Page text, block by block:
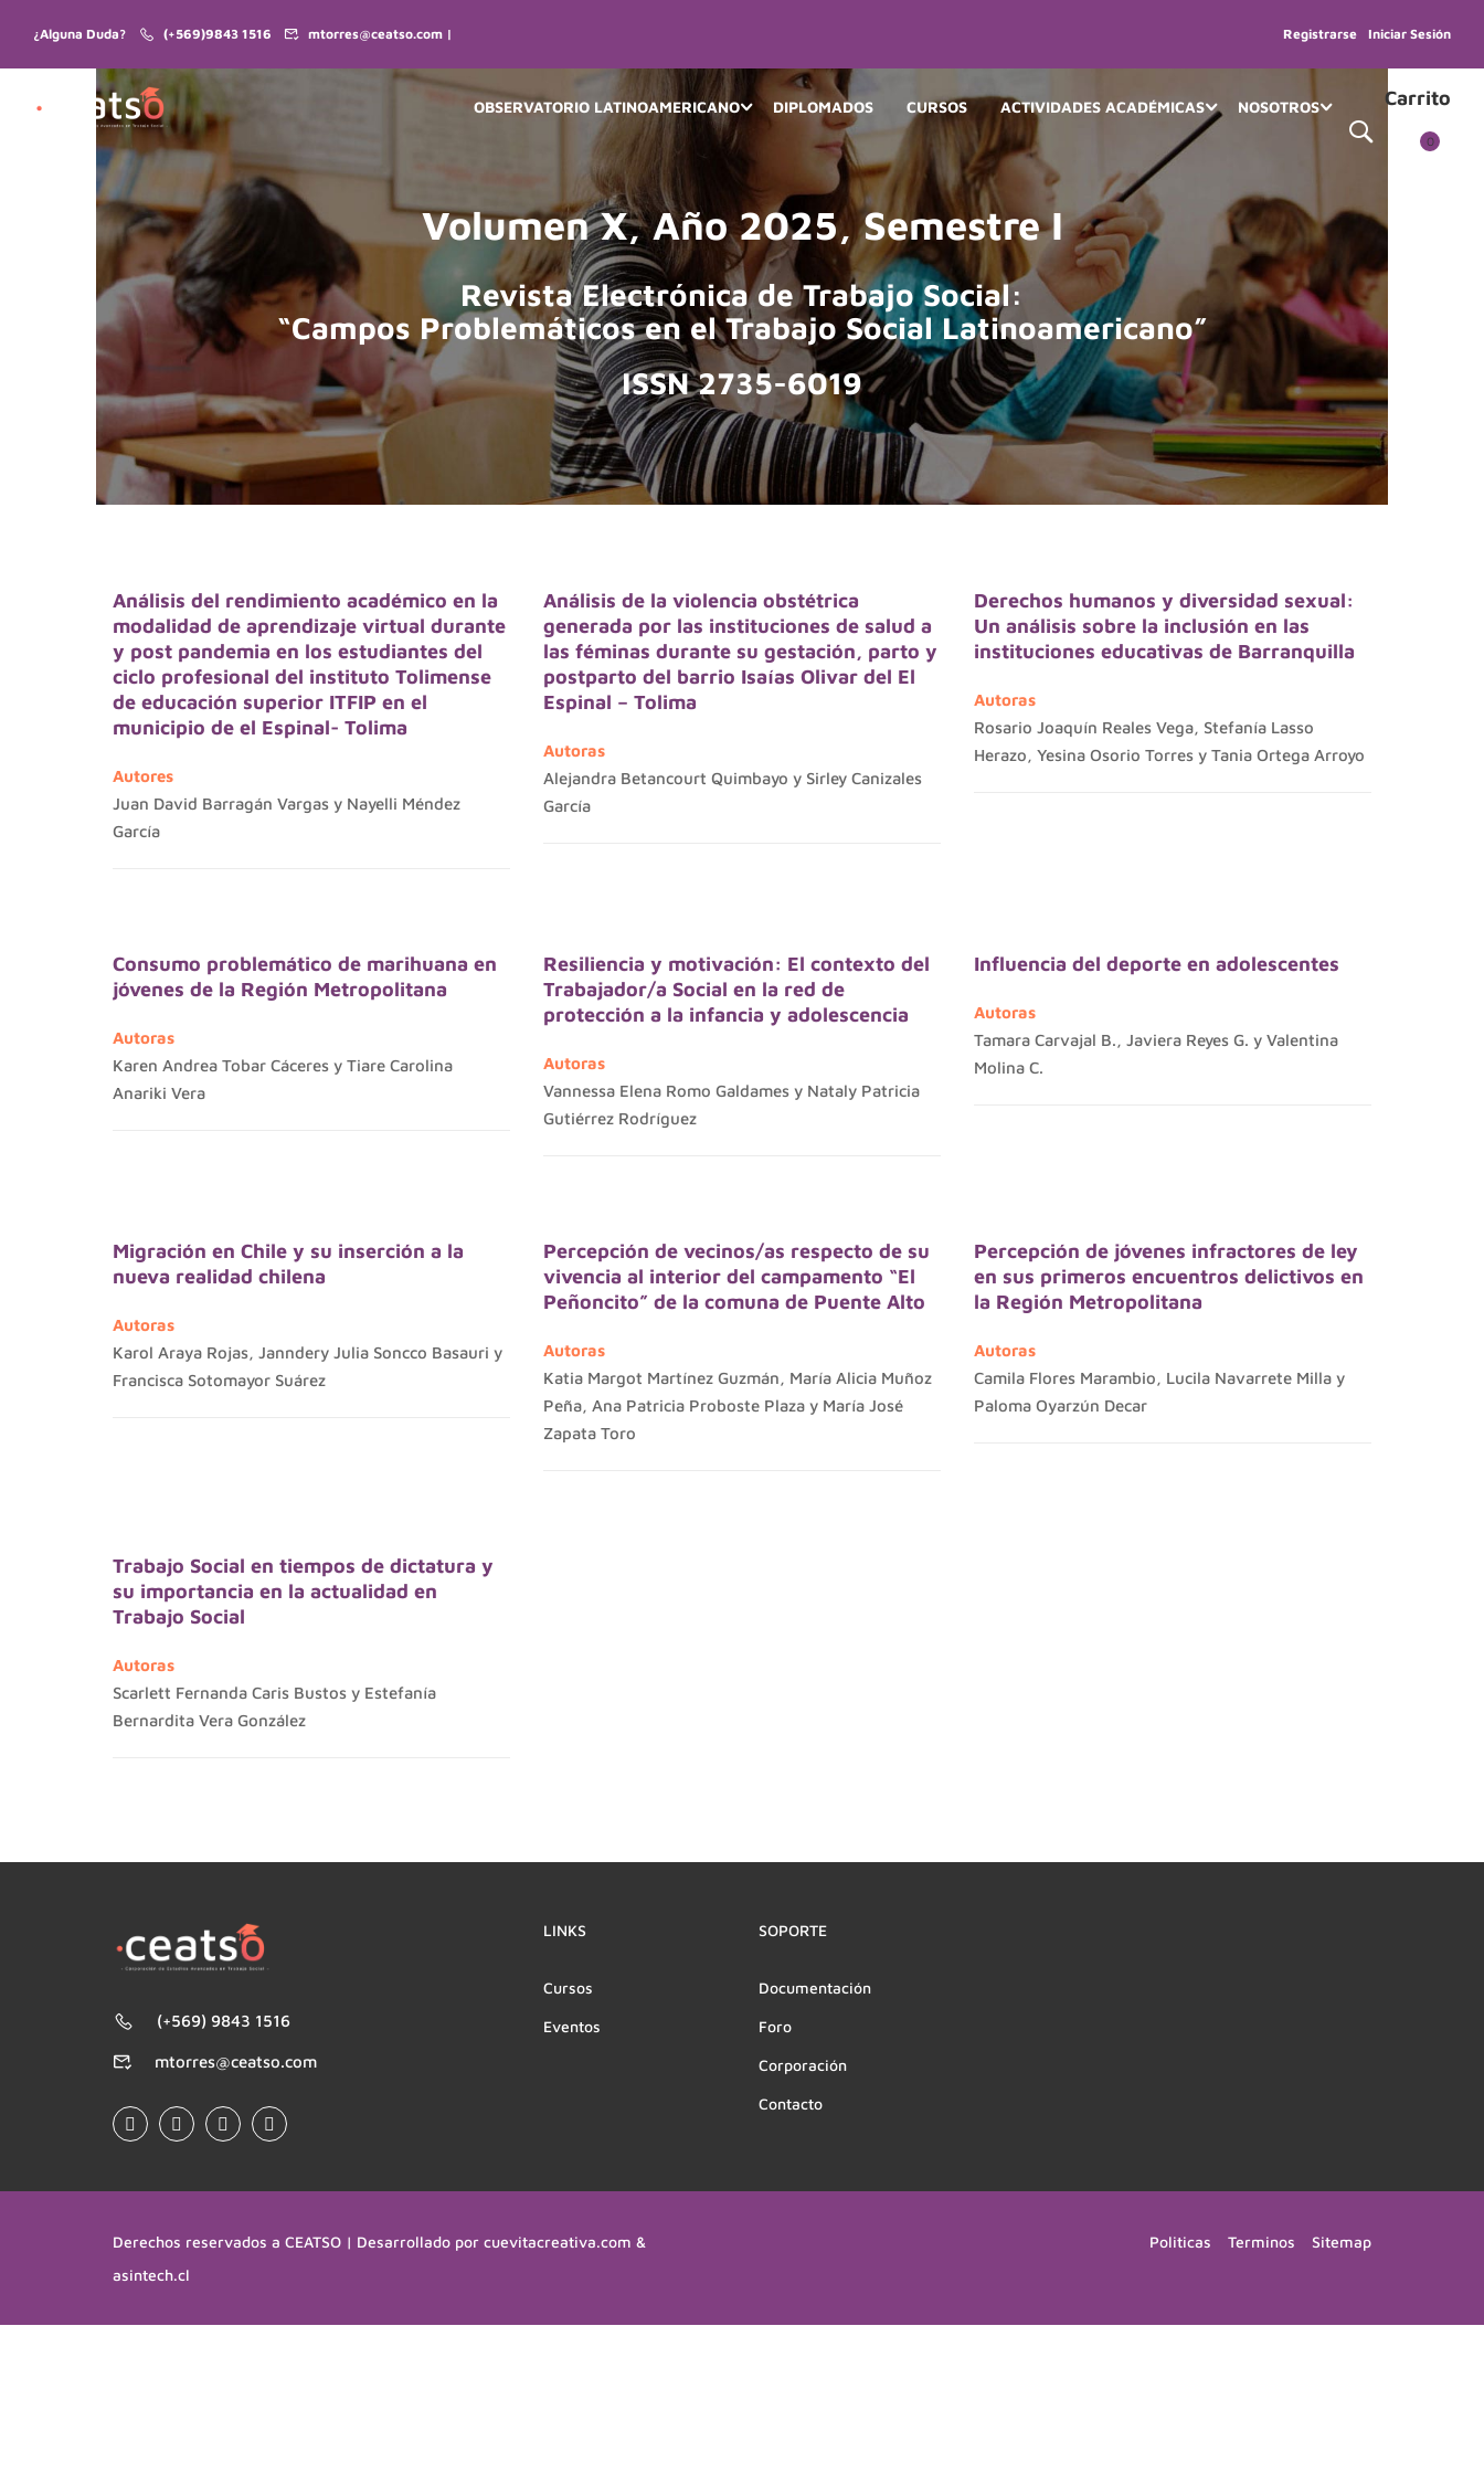
¿Alguna Duda? (+569)9843 1516 mtorres@ceatso.com | Registrarse Iniciar Sesión
OBSERVATORIO LATINOAMERICANO DIPLOMADOS CURSOS ACTIVIDADES ACADÉMICAS NOSOTROS Carrito
0
Volumen X, Año 2025, Semestre I
Revista Electrónica de Trabajo Social:
“Campos Problemáticos en el Trabajo Social Latinoamericano”
ISSN 2735-6019
Análisis del rendimiento académico en la
modalidad de aprendizaje virtual durante
y post pandemia en los estudiantes del
ciclo profesional del instituto Tolimense
de educación superior ITFIP en el
municipio de el Espinal- Tolima
Autores
Juan David Barragán Vargas y Nayelli Méndez
García
Análisis de la violencia obstétrica
generada por las instituciones de salud a
las féminas durante su gestación, parto y
postparto del barrio Isaías Olivar del El
Espinal – Tolima
Autoras
Alejandra Betancourt Quimbayo y Sirley Canizales
García
Derechos humanos y diversidad sexual:
Un análisis sobre la inclusión en las
instituciones educativas de Barranquilla
Autoras
Rosario Joaquín Reales Vega, Stefanía Lasso
Herazo, Yesina Osorio Torres y Tania Ortega Arroyo
Consumo problemático de marihuana en
jóvenes de la Región Metropolitana
Autoras
Karen Andrea Tobar Cáceres y Tiare Carolina
Anariki Vera
Resiliencia y motivación: El contexto del
Trabajador/a Social en la red de
protección a la infancia y adolescencia
Autoras
Vannessa Elena Romo Galdames y Nataly Patricia
Gutiérrez Rodríguez
Influencia del deporte en adolescentes
Autoras
Tamara Carvajal B., Javiera Reyes G. y Valentina
Molina C.
Migración en Chile y su inserción a la
nueva realidad chilena
Autoras
Karol Araya Rojas, Janndery Julia Soncco Basauri y
Francisca Sotomayor Suárez
Percepción de vecinos/as respecto de su
vivencia al interior del campamento “El
Peñoncito” de la comuna de Puente Alto
Autoras
Katia Margot Martínez Guzmán, María Alicia Muñoz
Peña, Ana Patricia Proboste Plaza y María José
Zapata Toro
Percepción de jóvenes infractores de ley
en sus primeros encuentros delictivos en
la Región Metropolitana
Autoras
Camila Flores Marambio, Lucila Navarrete Milla y
Paloma Oyarzún Decar
Trabajo Social en tiempos de dictatura y
su importancia en la actualidad en
Trabajo Social
Autoras
Scarlett Fernanda Caris Bustos y Estefanía
Bernardita Vera González
(+569) 9843 1516
mtorres@ceatso.com
LINKS
Cursos
Eventos
SOPORTE
Documentación
Foro
Corporación
Contacto
Derechos reservados a CEATSO | Desarrollado por cuevitacreativa.com &
asintech.cl
Politicas Terminos Sitemap